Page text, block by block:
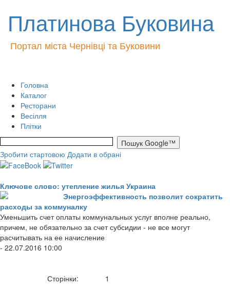
Платинова Буковина
Портал міста Чернівці та Буковини
Головна
Каталог
Ресторани
Весілля
Плітки
Зробити стартовою Додати в обрані
Ключове слово: утепление жилья Украина
Энергоэффективность позволит сократить
расходы за коммуналку
Уменьшить счет оплаты коммунальных услуг вполне реально,
причем, не обязательно за счет субсидии - не все могут
расчитывать на ее начисление
- 22.07.2016 10:00
Сторінки: 1